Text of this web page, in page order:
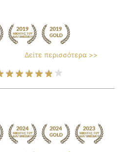
Δείτε περισσότερα >>